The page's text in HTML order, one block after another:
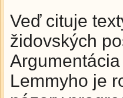
Veď cituje
židovských
Lemmyho je